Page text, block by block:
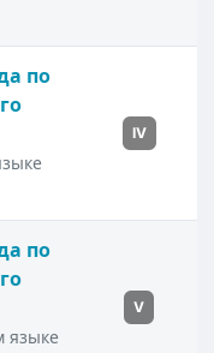
по
IV
по
языке
V